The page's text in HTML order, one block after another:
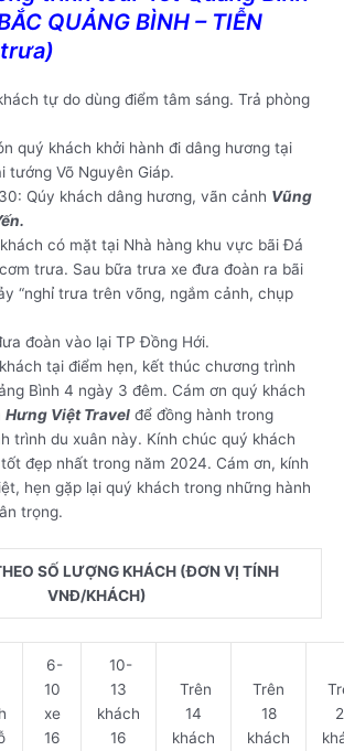
QUẢNG BÌNH – TIỄN
tự do dùng điểm tâm sáng. Trả phòng
quý khách khởi hành đi dâng hương tại
tướng Võ Nguyên Giáp.
Qúy khách dâng hương, vãn cảnh Vũng
có mặt tại Nhà hàng khu vực bãi Đá
trưa. Sau bữa trưa xe đưa đoàn ra bãi
“nghỉ trưa trên võng, ngắm cảnh, chụp
đoàn vào lại TP Đồng Hới.
tại điểm hẹn, kết thúc chương trình
Bình 4 ngày 3 đêm. Cám ơn quý khách
Hưng Việt Travel để đồng hành trong
trình du xuân này. Kính chúc quý khách
đẹp nhất trong năm 2024. Cám ơn, kính
hẹn gặp lại quý khách trong những hành
trọng.
SỐ LƯỢNG KHÁCH (ĐƠN VỊ TÍNH
VNĐ/KHÁCH)
6-
10
xe
16
10-
13
khách
16
Trên
14
khách
Trên
18
khách